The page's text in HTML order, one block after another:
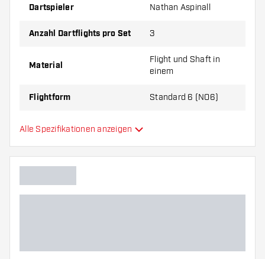
Target K-Flex Nathan Aspinall Red NO6 werden pro Set
miteinander verbunden.
Dartspieler Nathan Aspinall
Anzahl Dartflights pro Set 3
Material
Flight und Shaft in
einem
Flightform Standard 6 (NO6)
Typ
Hauptfarbe
Alle Spezifikationen anzeigen